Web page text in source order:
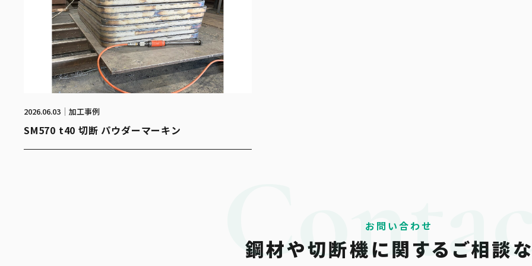
2026.06.03 加工事例
SM570 t40 切断 パウダーマーキン
お問い合わせ
鋼材や切断機に関する ご相談